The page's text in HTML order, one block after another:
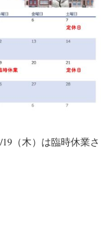
（木）は臨時休業さ